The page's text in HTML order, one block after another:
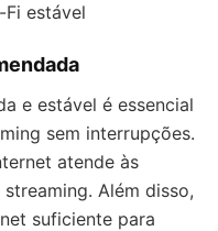
Fi estável
e estável é essencial
sem interrupções.
atende às
Além disso,
suficiente para